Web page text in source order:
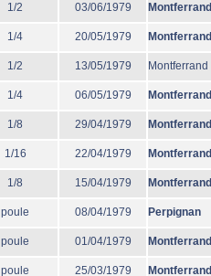
1/2 03/06/1979 Montferrand
1/4 20/05/1979 Montferrand
1/2 13/05/1979 Montferrand
1/4 06/05/1979 Montferrand
1/8 29/04/1979 Montferrand
1/16 22/04/1979 Montferrand
1/8 15/04/1979 Montferrand
poule 08/04/1979 Perpignan
poule 01/04/1979 Montferrand
poule 25/03/1979 Montferrand